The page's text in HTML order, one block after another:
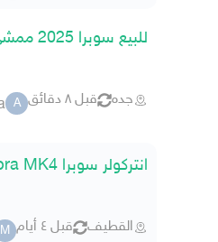
للبيع سوبرا 2025 ممشى قليل و بحالة الوكالة
جده قبل ٨ دقائق A
انتركولر سوبرا Intercooler ETS Toyota Supra MK4
القطيف قبل ٤ أيام M